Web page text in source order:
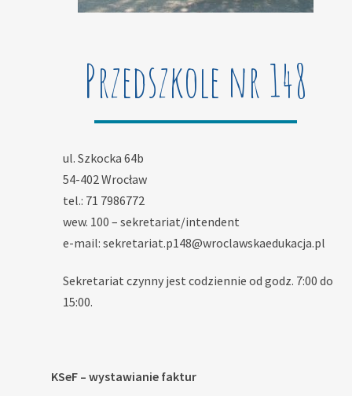
Przedszkole nr 148
ul. Szkocka 64b
54-402 Wrocław
tel.: 71 7986772
wew. 100 – sekretariat/intendent
e-mail: sekretariat.p148@wroclawskaedukacja.pl
Sekretariat czynny jest codziennie od godz. 7:00 do
15:00.
KSeF – wystawianie faktur